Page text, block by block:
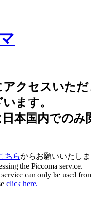
アクセスいただ
ます。
本国内でのみ
ちらからお願いいたしま
the Piccoma service.
can only be used
click here.